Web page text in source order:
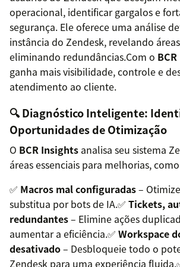
operacional, identificar gargalos e
segurança. Ele oferece uma análise
instância do Zendesk, revelando
eliminando redundâncias.Com o
ganha mais visibilidade, controle e
atendimento ao cliente.
🔍 Diagnóstico Inteligente:
Oportunidades de Otimização
O BCR Insights analisa seu sistema
áreas essenciais para melhorias,
✅ Macros mal configuradas–
substitua por bots de IA.✅ Tickets,
redundantes– Elimine ações
aumentar a eficiência.✅ Workspace
desativado– Desbloqueie todo o
Zendesk para uma experiência